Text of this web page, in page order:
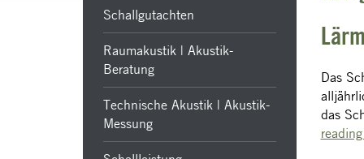
Schallgutachten
Raumakustik | Akustik-
Beratung
Technische Akustik | Akustik-
Messung
Das
das